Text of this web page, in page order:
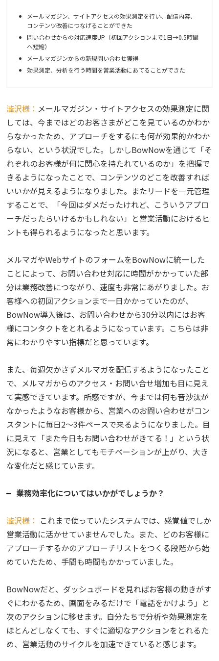
メールマガジン、サイトアクセスの効果測定を行い、配信内容、
コンテンツ改善につなげることができた
問い合わせからの対応速度UP（初回アクションまで1日→0.5時間
へ短縮）
メールマガジンからの新規問い合わせ獲得
効果測定、分析を行う時間を営業活動にあてることができた
澁沢様： メールマガジン・サイトアクセスの効果測定に関
しては、今まではどのお客さまがどこを見ているのかわか
らなかったため、アプローチをするにも何が効果的かわか
らない、という状況でした。しかしBowNowを通じて「そ
れぞれのお客様が何に関心を持たれているのか」を把握で
きるようになったことで、コンテンツのどこを改善すれば
いいかが見えるようになりました。またリードを一元管理
することで、「今回はダメだったけれど、こういうアプロ
ーチだったらいけるかもしれない」と営業活動におけるヒ
ントも得られるようになったと思います。
メルマガやWebサイトのフォームをBowNowに統一した
ことによって、お問い合わせ対応に時間がかかっていた部
分は業務改善につながり、速度も非常にあがりました。お
客様への初回アクションまで一日かかっていたのが、
BowNow導入後は、お問い合わせから30分以内にはお客
様にコンタクトをとれるようになっています。こちらは非
常にわかりやすい指標だと思っています。
また、毎週欠かさずメルマガを配信するようになったこと
で、メルマガからのアクセス・お問い合せ増加も目に見え
て実感できています。所感ですが、今までは何も音沙汰が
なかったようなお客様から、営業へのお問い合わせがコン
スタントに毎日2〜3件ペースで来るようになりました。目
に見えて「また今日もお問い合わせがきてる！」という状
況になると、営業としてもモチベーションが上がり、大き
な変化だと感じています。
業務効率化についてはいかがでしょうか？
澁沢様： これまで使っていたシステムでは、感覚値でしか
営業活動に活かせていませんでした。また、どのお客様に
アプローチするかのアプローチリストをつくる段階から始
めていたため、手間も時間もかかっていました。
BowNowだと、ダッシュボードを見ればお客様の動きがす
ぐにわかるため、画面をみるだけで「電話をかけよう」と
次のアクションに移せます。自分たちで分析や効果測定を
ほとんどしなくても、すぐに適切なアクションをとれるた
め、営業活動のサイクルを加速できていると感じます。